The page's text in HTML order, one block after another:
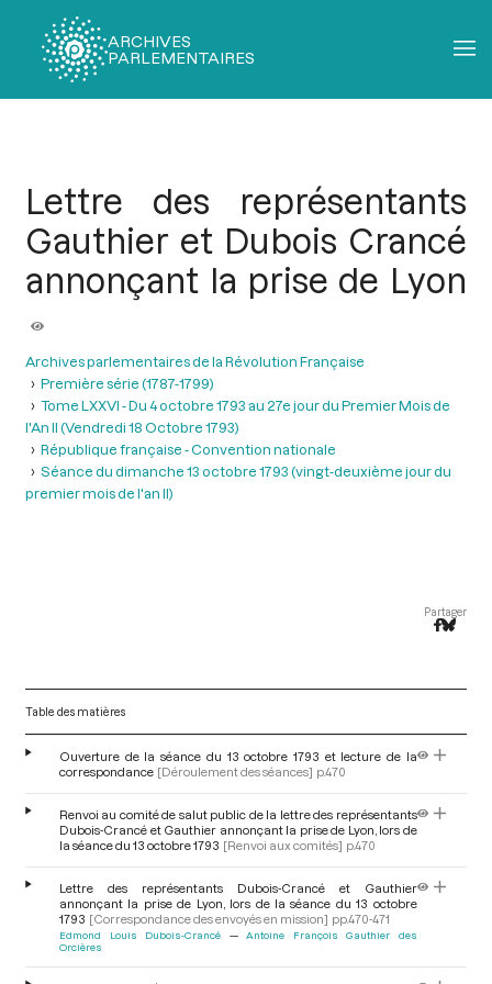
ARCHIVES
PARLEMENTAIRES
Lettre des représentants
Gauthier et Dubois Crancé
annonçant la prise de Lyon
Archives parlementaires de la Révolution Française
Première série (1787-1799)
Tome LXXVI - Du 4 octobre 1793 au 27e jour du Premier Mois de
l'An II (Vendredi 18 Octobre 1793)
République française - Convention nationale
Séance du dimanche 13 octobre 1793 (vingt-deuxième jour du
premier mois de l'an II)
Partager
Table des matières
Ouverture de la séance du 13 octobre 1793 et lecture de la
correspondance [Déroulement des séances] p.470
Renvoi au comité de salut public de la lettre des représentants
Dubois-Crancé et Gauthier annonçant la prise de Lyon, lors de
la séance du 13 octobre 1793 [Renvoi aux comités] p.470
Lettre des représentants Dubois-Crancé et Gauthier
annonçant la prise de Lyon, lors de la séance du 13 octobre
1793 [Correspondance des envoyés en mission] pp.470-471
Edmond Louis Dubois-Crancé
Antoine François Gauthier des
Orcières